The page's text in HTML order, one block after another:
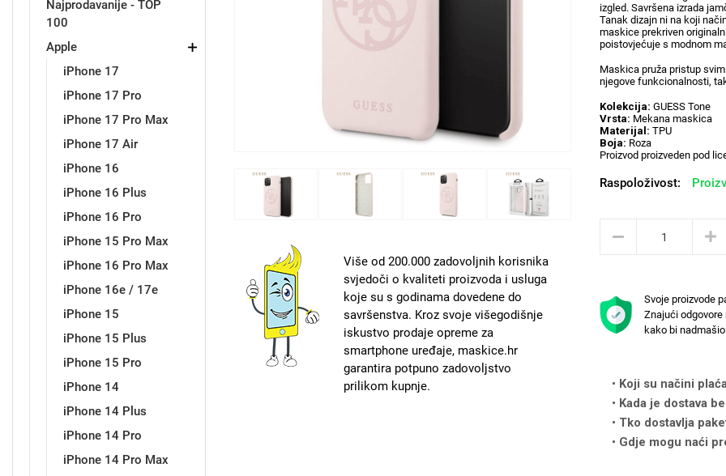
Najprodavanije - TOP
100
Apple
iPhone 17
iPhone 17 Pro
iPhone 17 Pro Max
iPhone 17 Air
iPhone 16
iPhone 16 Plus
iPhone 16 Pro
iPhone 15 Pro Max
iPhone 16 Pro Max
iPhone 16e / 17e
iPhone 15
iPhone 15 Plus
iPhone 15 Pro
iPhone 14
iPhone 14 Plus
iPhone 14 Pro
iPhone 14 Pro Max
Više od 200.000 zadovoljnih korisnika
svjedoči o kvaliteti proizvoda i usluga
koje su s godinama dovedene do
savršenstva. Kroz svoje višegodišnje
iskustvo prodaje opreme za
smartphone uređaje, maskice.hr
garantira potpuno zadovoljstvo
prilikom kupnje.
izgled. Savršena izrada
Tanak dizajn ni na koji
maskice prekriven
poistovjećuje s modnom
Maskica pruža pristup
njegove funkcionalnosti,
Kolekcija: GUESS Tone
Vrsta: Mekana maskica
Materijal: TPU
Boja: Roza
Proizvod proizveden pod
Raspoloživost:
Svoje proizvode
Znajući
kako bi
Koji su načini
Kada je dostava
Tko dostavlja
Gdje mogu naći
Babe
Croatos Najprodavanije - TOP 100
Unicorn kolekcija
Sleng
Samsung
Punjači za mobitel Spigen maskice
Univerzalne futrole i
maskice
Samsung
Sony LCD Tablet
Držači za romobil
Ostali držači
USB kablovi
AUX kablovi Adapteri za mobitel
FM Transmitteri